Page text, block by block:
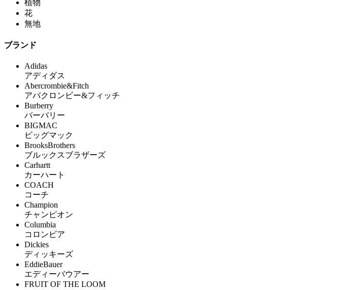
植物
花
無地
ブランド
Adidas
アディダス
Abercrombie&Fitch
アバクロンビー&フィッチ
Burberry
バーバリー
BIGMAC
ビッグマック
BrooksBrothers
ブルックスブラザーズ
Carhartt
カーハート
COACH
コーチ
Champion
チャンピオン
Columbia
コロンビア
Dickies
ディッキーズ
EddieBauer
エディーバウアー
FRUIT OF THE LOOM